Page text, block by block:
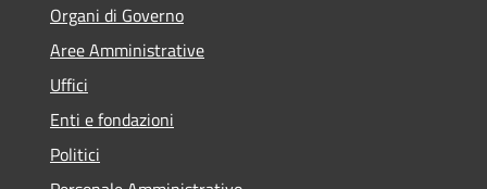
Organi di Governo
Aree Amministrative
Uffici
Enti e fondazioni
Politici